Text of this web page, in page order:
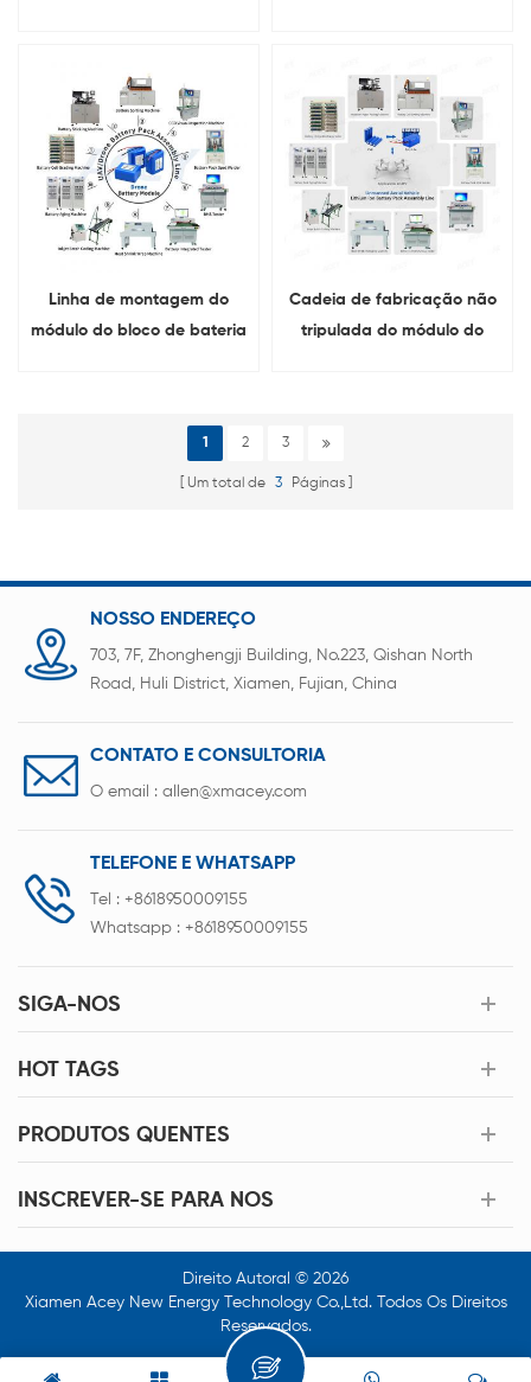
Linha de montagem do
módulo do bloco de bateria
Cadeia de fabricação não
tripulada do módulo do
1 2 3
Um total de 3 Páginas
NOSSO ENDEREÇO
703, 7F, Zhonghengji Building, No.223, Qishan North
Road, Huli District, Xiamen, Fujian, China
CONTATO E CONSULTORIA
O email : allen@xmacey.com
TELEFONE E WHATSAPP
Tel : +8618950009155
Whatsapp : +8618950009155
SIGA-NOS
HOT TAGS
PRODUTOS QUENTES
INSCREVER-SE PARA NOS
Direito Autoral © 2026
Xiamen Acey New Energy Technology Co.,Ltd. Todos Os Direitos
Reservados.